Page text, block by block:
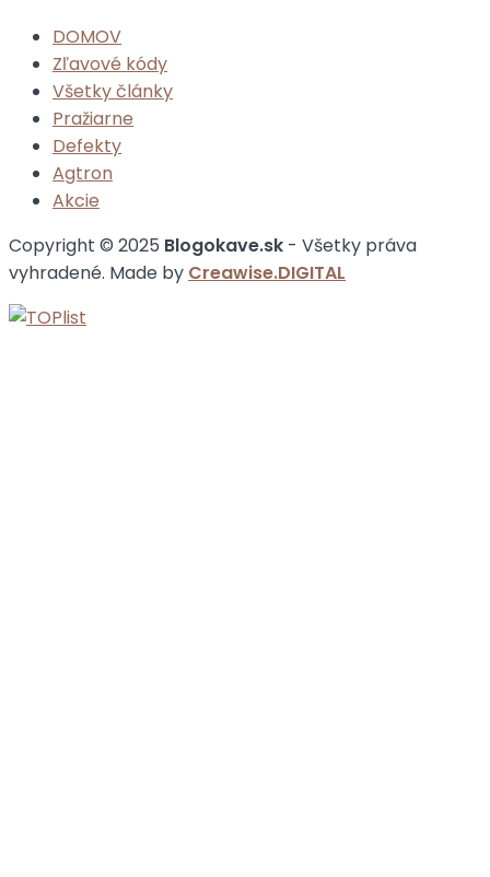
DOMOV
Zľavové kódy
Všetky články
Pražiarne
Defekty
Agtron
Akcie
Copyright © 2025 Blogokave.sk - Všetky práva
vyhradené. Made by Creawise.DIGITAL